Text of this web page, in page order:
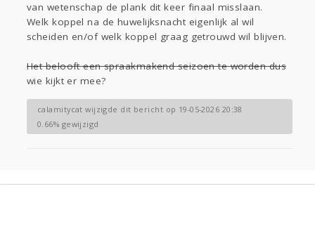
van wetenschap de plank dit keer finaal misslaan.
Welk koppel na de huwelijksnacht eigenlijk al wil
scheiden en/of welk koppel graag getrouwd wil blijven.
Het belooft een spraakmakend seizoen te worden dus
wie kijkt er mee?
calamitycat wijzigde dit bericht op 19-05-2026 20:38
0.66% gewijzigd